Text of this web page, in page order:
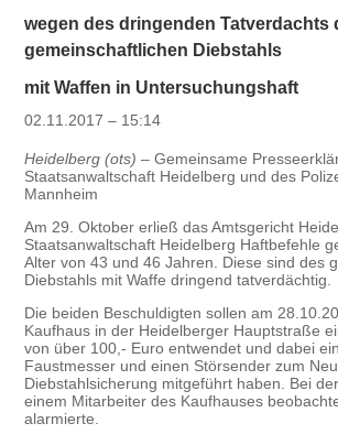
wegen des dringenden Tatverdachts
gemeinschaftlichen Diebstahls
mit Waffen in Untersuchungshaft
02.11.2017 – 15:14
Heidelberg (ots) – Gemeinsame
Staatsanwaltschaft Heidelberg und des
Mannheim
Am 29. Oktober erließ das Amtsgericht
Staatsanwaltschaft Heidelberg Haftbefehle
Alter von 43 und 46 Jahren. Diese sind des
Diebstahls mit Waffe dringend tatverdächtig.
Die beiden Beschuldigten sollen am
Kaufhaus in der Heidelberger Hauptstraße
von über 100,- Euro entwendet und dabei
Faustmesser und einen Störsender zum
Diebstahlsicherung mitgeführt haben. Bei
einem Mitarbeiter des Kaufhauses
alarmierte.